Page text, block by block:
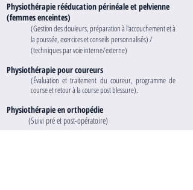
Physiothérapie pour coureurs
(Évaluation et traitement du coureur, programme de
course et retour à la course post blessure).
Physiothérapie en orthopédie
(Suivi pré et post-opératoire)
Physiothérapie rééducation périnéale et pelvienne
(femmes enceintes)
(Gestion des douleurs, préparation à l'accouchement et à
la poussée, exercices et conseils personnalisés) /
(techniques par voie interne/externe)